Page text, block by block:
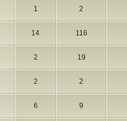
1 2
14 116
2 19
2 2
6 9